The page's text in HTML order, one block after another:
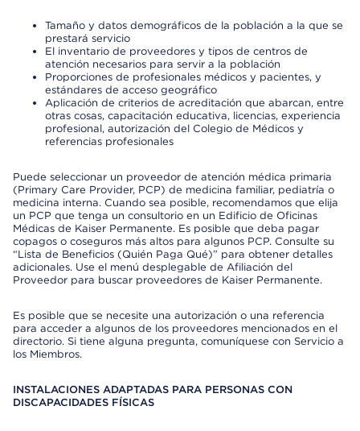
Tamaño y datos demográficos de la población a la que se
prestará servicio
El inventario de proveedores y tipos de centros de
atención necesarios para servir a la población
Proporciones de profesionales médicos y pacientes, y
estándares de acceso geográfico
Aplicación de criterios de acreditación que abarcan, entre
otras cosas, capacitación educativa, licencias, experiencia
profesional, autorización del Colegio de Médicos y
referencias profesionales
Puede seleccionar un proveedor de atención médica primaria
(Primary Care Provider, PCP) de medicina familiar, pediatría o
medicina interna. Cuando sea posible, recomendamos que elija
un PCP que tenga un consultorio en un Edificio de Oficinas
Médicas de Kaiser Permanente. Es posible que deba pagar
copagos o coseguros más altos para algunos PCP. Consulte su
“Lista de Beneficios (Quién Paga Qué)” para obtener detalles
adicionales. Use el menú desplegable de Afiliación del
Proveedor para buscar proveedores de Kaiser Permanente.
Es posible que se necesite una autorización o una referencia
para acceder a algunos de los proveedores mencionados en el
directorio. Si tiene alguna pregunta, comuníquese con Servicio a
los Miembros.
INSTALACIONES ADAPTADAS PARA PERSONAS CON
DISCAPACIDADES FÍSICAS